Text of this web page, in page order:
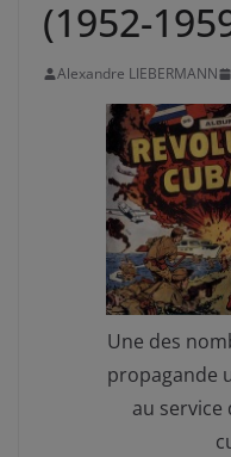
(1952-
Alexandre LIEBERMANN
Une des
propagande
au service